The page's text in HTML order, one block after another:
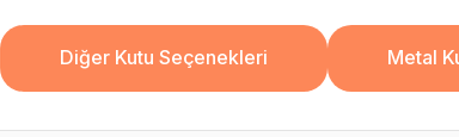
Diğer Kutu Seçenekleri Metal